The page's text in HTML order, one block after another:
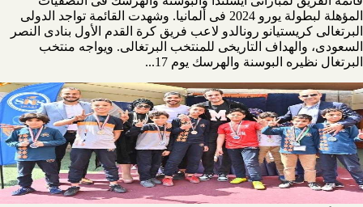
المؤهلة لبطولة يورو 2024 فى ألمانيا. وشهدت القائمة تواجد الدولى
البرتغالى كريستيانو رونالدو لاعب فريق كرة القدم الأول بنادى النصر
السعودى، والهداف التاريخى للمنتخب البرتغالى. ويواجه منتخب
البرتغال نظيره البوسنة والهرسك يوم 17...